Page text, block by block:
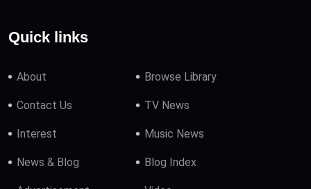
Quick links
About Browse Library
Contact Us TV News
Interest Music News
News & Blog Blog Index